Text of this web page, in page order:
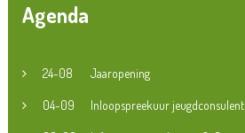
Agenda
24-08 Jaaropening
04-09 Inloopspreekuur jeugdconsulent